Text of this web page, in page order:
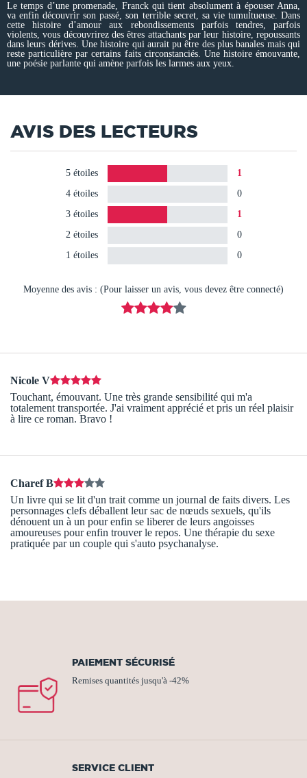
Le temps d’une promenade, Franck qui tient absolument à épouser Anna,
va enfin découvrir son passé, son terrible secret, sa vie tumultueuse. Dans
cette histoire d’amour aux rebondissements parfois tendres, parfois
violents, vous découvrirez des êtres attachants par leur histoire, repoussants
dans leurs dérives. Une histoire qui aurait pu être des plus banales mais qui
reste particulière par certains faits circonstanciés. Une histoire émouvante,
une poésie parlante qui amène parfois les larmes aux yeux.
AVIS DES LECTEURS
5 étoiles
1
4 étoiles
0
3 étoiles
1
2 étoiles
0
1 étoiles
0
Moyenne des avis : (Pour laisser un avis, vous devez être connecté)
Nicole V
Touchant, émouvant. Une très grande sensibilité qui m'a
totalement transportée. J'ai vraiment apprécié et pris un réel plaisir
à lire ce roman. Bravo !
Charef B
Un livre qui se lit d'un trait comme un journal de faits divers. Les
personnages clefs déballent leur sac de nœuds sexuels, qu'ils
dénouent un à un pour enfin se liberer de leurs angoisses
amoureuses pour enfin trouver le repos. Une thérapie du sexe
pratiquée par un couple qui s'auto psychanalyse.
PAIEMENT SÉCURISÉ
Remises quantités jusqu'à -42%
SERVICE CLIENT